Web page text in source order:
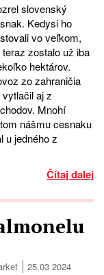
slovenský
Kedysi ho
vo veľkom,
teraz zostalo už iba
hektárov.
zo zahraničia
vytlačil aj z
Mnohí
nášmu cesnaku
u jedného z
Čítaj dalej
25.03 2024